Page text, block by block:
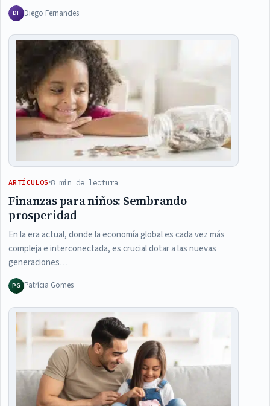
DF Diego Fernandes
ARTÍCULOS 8 min de lectura
Finanzas para niños: Sembrando
prosperidad
En la era actual, donde la economía global es cada vez más
compleja e interconectada, es crucial dotar a las nuevas
generaciones…
PG Patrícia Gomes